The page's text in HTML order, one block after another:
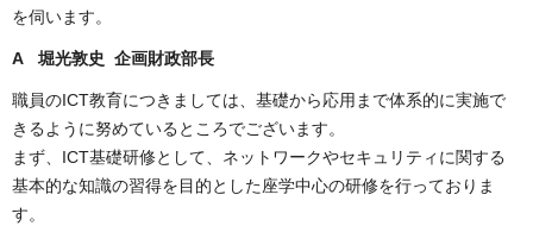
を伺います。
A 堀光敦史 企画財政部長
職員のICT教育につきましては、基礎から応用まで体系的に実施で
きるように努めているところでございます。
まず、ICT基礎研修として、ネットワークやセキュリティに関する
基本的な知識の習得を目的とした座学中心の研修を行っておりま
す。